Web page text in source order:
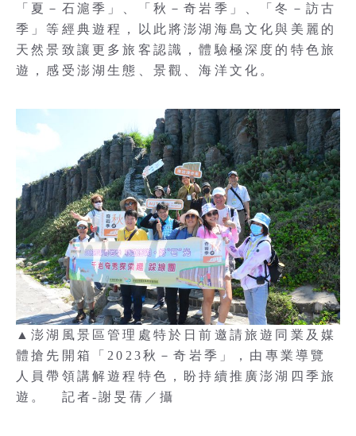
「夏－石滬季」、「秋－奇岩季」、「冬－訪古
季」等經典遊程，以此將澎湖海島文化與美麗的
天然景致讓更多旅客認識，體驗極深度的特色旅
遊，感受澎湖生態、景觀、海洋文化。
▲澎湖風景區管理處特於日前邀請旅遊同業及媒
體搶先開箱「2023秋－奇岩季」，由專業導覽
人員帶領講解遊程特色，盼持續推廣澎湖四季旅
遊。 記者-謝旻蒨／攝